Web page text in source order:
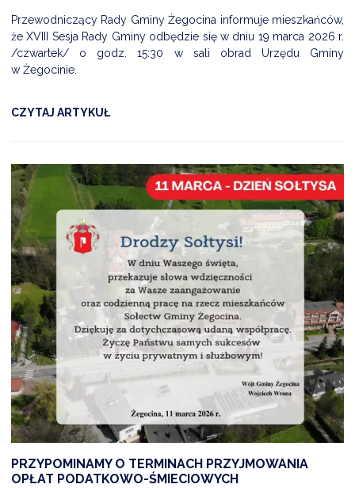
Przewodniczący Rady Gminy Żegocina informuje mieszkańców,
że XVIII Sesja Rady Gminy odbędzie się w dniu 19 marca 2026 r.
/czwartek/ o godz. 15:30 w sali obrad Urzędu Gminy
w Żegocinie.
CZYTAJ ARTYKUŁ
PRZYPOMINAMY O TERMINACH PRZYJMOWANIA
OPŁAT PODATKOWO-ŚMIECIOWYCH